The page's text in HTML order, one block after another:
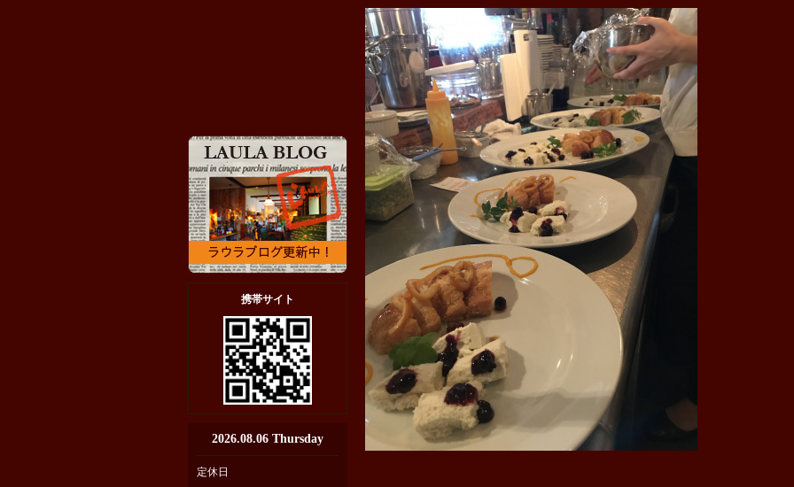
携帯サイト
2026.08.06 Thursday
定休日